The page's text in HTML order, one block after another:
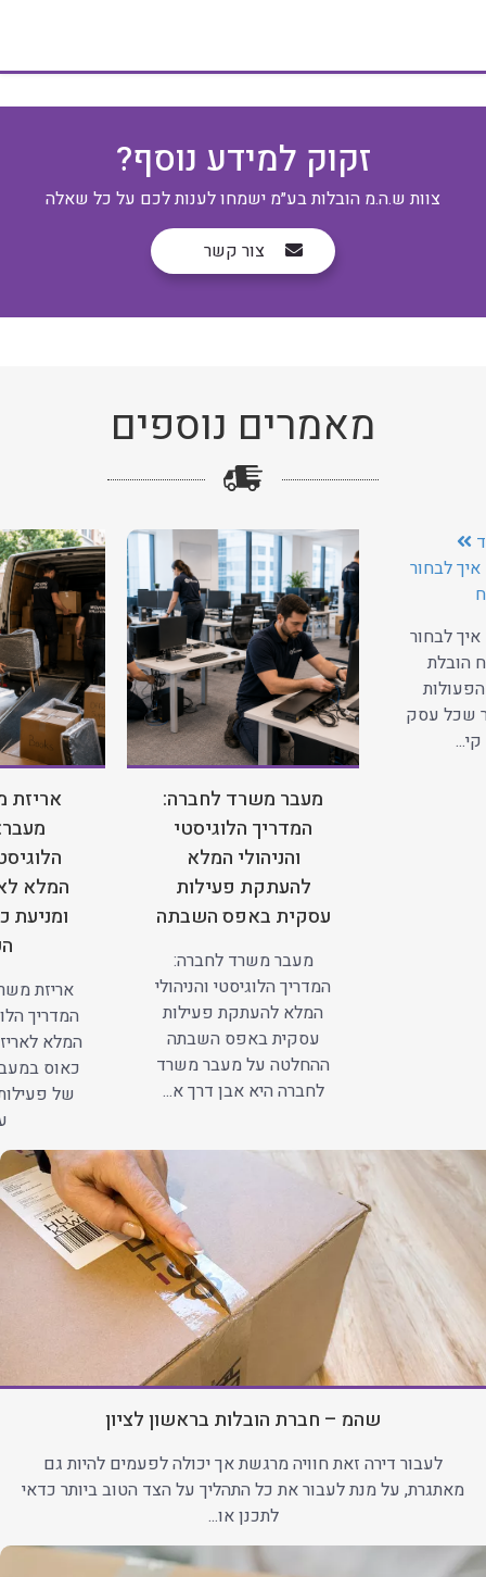
זקוק למידע נוסף?
צוות ש.ה.מ הובלות בע״מ ישמחו לענות לכם על כל שאלה
צור קשר
מאמרים נוספים
לבחור
לבחור
הובלת
שכל עסק
מעבר משרד לחברה:
המדריך הלוגיסטי
והניהולי המלא
להעתקת פעילות
עסקית באפס השבתה
מעבר משרד לחברה:
המדריך הלוגיסטי והניהולי
המלא להעתקת פעילות
עסקית באפס השבתה
ההחלטה על מעבר משרד
לחברה היא אבן דרך א...
אריזת
המלא
ומניעת
אריזת
המדריך
המלא
כאוס
של
שהמ – חברת הובלות בראשון לציון
לעבור דירה זאת חוויה מרגשת אך יכולה לפעמים להיות גם
מאתגרת, על מנת לעבור את כל התהליך על הצד הטוב ביותר כדאי
לתכנן או...